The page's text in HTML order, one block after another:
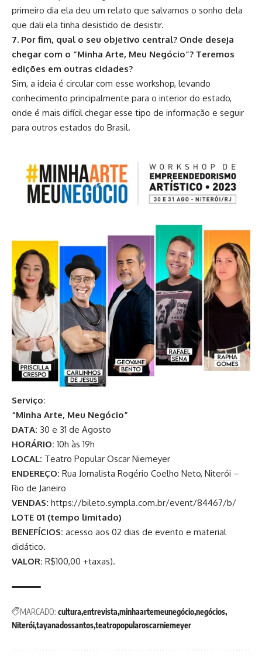
primeiro dia ela deu um relato que salvamos o sonho dela
que dali ela tinha desistido de desistir.
7. Por fim, qual o seu objetivo central? Onde deseja
chegar com o “Minha Arte, Meu Negócio”? Teremos
edições em outras cidades?
Sim, a ideia é circular com esse workshop, levando
conhecimento principalmente para o interior do estado,
onde é mais difícil chegar esse tipo de informação e seguir
para outros estados do Brasil.
Serviço:
“Minha Arte, Meu Negócio”
DATA: 30 e 31 de Agosto
HORÁRIO: 10h às 19h
LOCAL: Teatro Popular Oscar Niemeyer
ENDEREÇO: Rua Jornalista Rogério Coelho Neto, Niterói –
Rio de Janeiro
VENDAS: https://bileto.sympla.com.br/event/84467/b/
LOTE 01 (tempo limitado)
BENEFÍCIOS: acesso aos 02 dias de evento e material
didático.
VALOR: R$100,00 +taxas).
MARCADO: cultura entrevista minhaartemeunegócionegócios
Niteróitayanadossantosteatropopularoscarniemeyer